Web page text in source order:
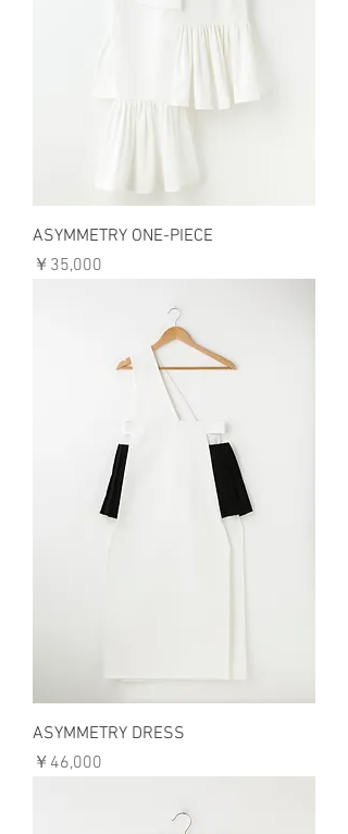
ASYMMETRY ONE-PIECE
価格
￥35,000
ASYMMETRY DRESS
価格
￥46,000